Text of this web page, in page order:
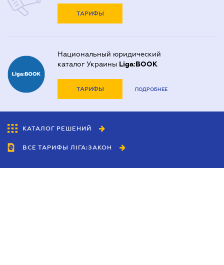
ТАРИФЫ
Национальный юридический
каталог Украины Liga:BOOK
ТАРИФЫ ПОДРОБНЕЕ
КАТАЛОГ РЕШЕНИЙ
ВСЕ ТАРИФЫ ЛІГА:ЗАКОН